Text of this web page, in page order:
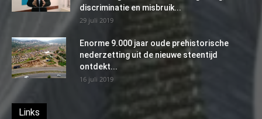
discriminatie en misbruik...
29 juli 2019
Enorme 9.000 jaar oude prehistorische
nederzetting uit de nieuwe steentijd
ontdekt...
16 juli 2019
Links